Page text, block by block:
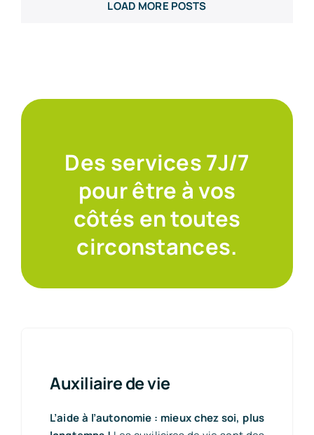
LOAD MORE POSTS
Des services 7J/7
pour être à vos
côtés en toutes
circonstances.
Auxiliaire de vie
L’aide à l’autonomie : mieux chez soi, plus